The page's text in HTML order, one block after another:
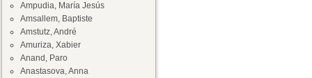
Ampudia, María Jesús
Amsallem, Baptiste
Amstutz, André
Amuriza, Xabier
Anand, Paro
Anastasova, Anna